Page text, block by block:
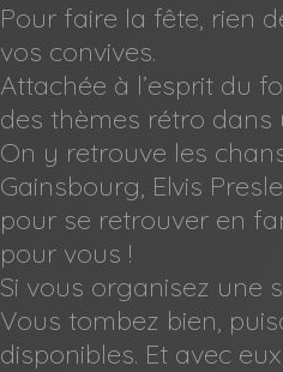
Pour faire la fête, rien
vos convives.
Attachée à l’esprit du
des thèmes rétro
On y retrouve les
Gainsbourg, Elvis
pour se retrouver en
pour vous !
Si vous organisez une
Vous tombez bien,
disponibles. Et avec